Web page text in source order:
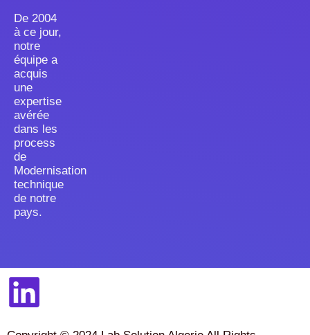
De 2004
à ce jour,
notre
équipe a
acquis
une
expertise
avérée
dans les
process
de
Modernisation
technique
de notre
pays.